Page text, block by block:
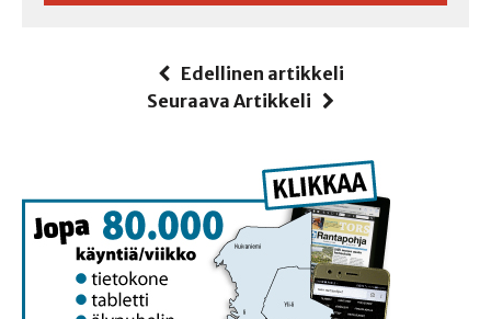
Edellinen artikkeli
Seuraava Artikkeli